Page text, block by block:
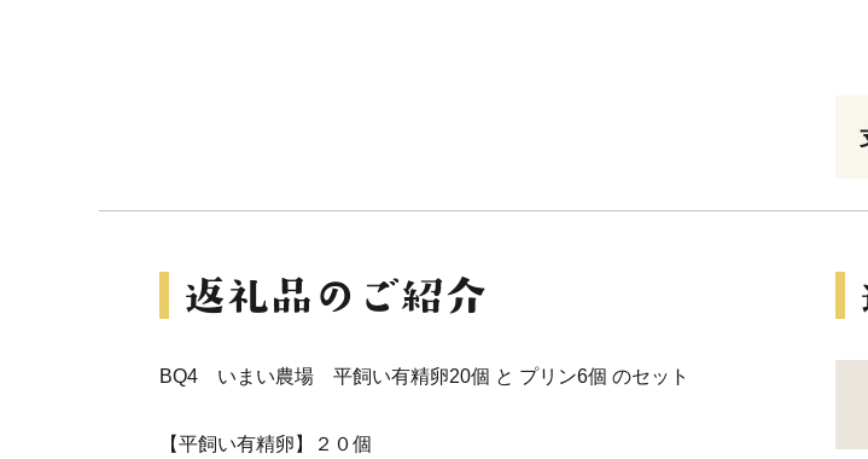
BQ4 いまい農場 平飼い有精卵20個 と プリン6個 のセット
【平飼い有精卵】２０個